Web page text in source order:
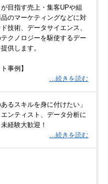
目指す売上・集客UPや組
のマーケティングなどに対
技術、データサイエンス、
クノロジーを駆使するデー
供します。
事例】
…続きを読む
るスキルを身に付けたい」
エンティスト、データ分析に
経験大歓迎！
…続きを読む